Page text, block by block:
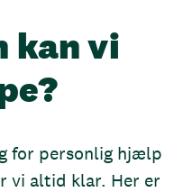
kan vi
for personlig hjælp
vi altid klar. Her er